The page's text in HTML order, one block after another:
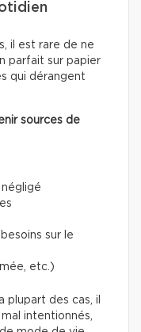
il est rare de ne
parfait sur papier
qui dérangent
sources de
négligé
sur le
etc.)
plupart des cas, il
intentionnés,